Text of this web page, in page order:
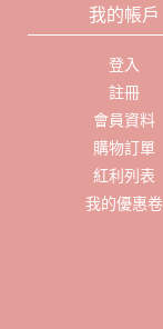
我的帳戶
登入
註冊
會員資料
購物訂單
紅利列表
我的優惠卷